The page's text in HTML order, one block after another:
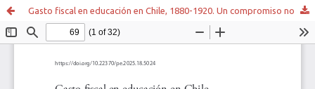
Gasto fiscal en educación en Chile, 1880-1920. Un compromiso no creíble